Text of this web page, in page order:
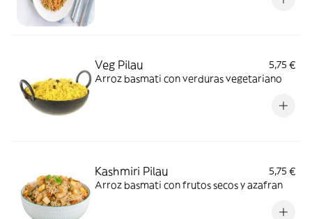
Veg Pilau
5,75 €
Arroz basmati con verduras vegetariano
Kashmiri Pilau
5,75 €
Arroz basmati con frutos secos y azafran